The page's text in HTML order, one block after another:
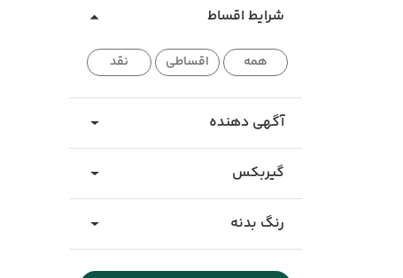
شرایط اقساط
همه اقساطی نقد
آگهی دهنده
گیربکس
رنگ بدنه